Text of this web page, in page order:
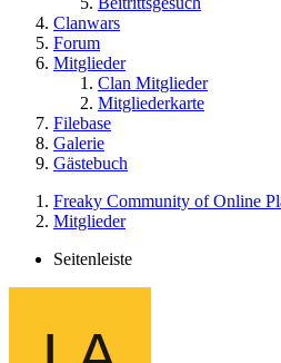
Clanwars
Forum
Mitglieder
Clan Mitglieder
Mitgliederkarte
Filebase
Galerie
Gästebuch
Freaky Community of Online
Mitglieder
Seitenleiste